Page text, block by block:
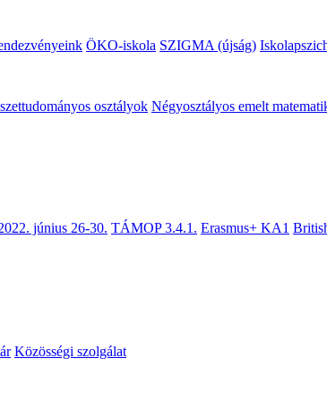
ÖKO-iskola SZIGMA (újság)
osztályok Négyosztályos emelt
június 26-30. TÁMOP 3.4.1. Erasmus+ KA1
Közösségi szolgálat